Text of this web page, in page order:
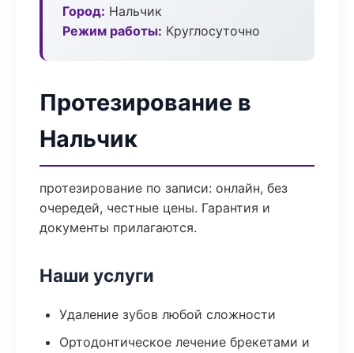
Город: Нальчик
Режим работы: Круглосуточно
Протезирование в
Нальчик
протезирование по записи: онлайн, без
очередей, честные цены. Гарантия и
документы прилагаются.
Наши услуги
Удаление зубов любой сложности
Ортодонтическое лечение брекетами и